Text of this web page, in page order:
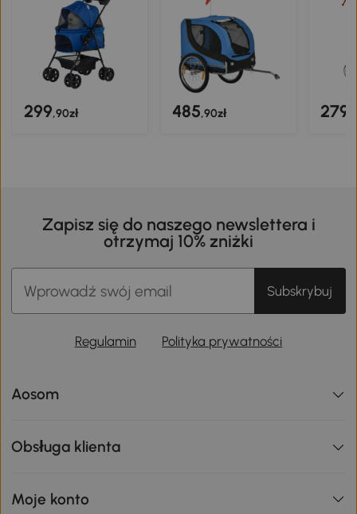
299,90zł 485,90zł 279
Zapisz się do naszego newslettera i
otrzymaj 10% zniżki
Subskrybuj
Regulamin Polityka prywatności
Aosom
Obsługa klienta
Moje konto